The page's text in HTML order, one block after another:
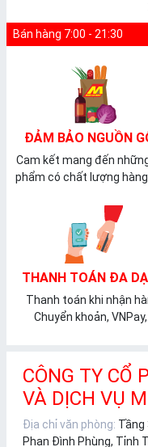
Bán hàng 7:00 - 21:30
ĐẢM BẢO NGUỒN
Cam kết mang đến
phẩm có chất lượng
THANH TOÁN ĐA
Thanh toán khi nhận
Chuyển khoản,
CÔNG TY CỔ
VÀ DỊCH VỤ
Địa chỉ văn phòng: Tầng
Phan Đình Phùng, Tỉnh